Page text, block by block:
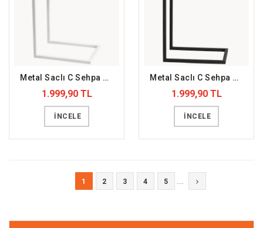
Metal Saclı C Sehpa Beyaz (DFFYS24)
1.999,90 TL
İNCELE
Metal Saclı C Sehpa Siyah (DFFYS23)
1.999,90 TL
İNCELE
1 2 3 4 5 ....